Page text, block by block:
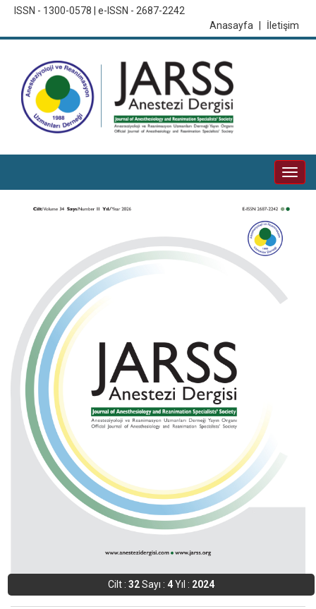
ISSN - 1300-0578 | e-ISSN - 2687-2242
İletişim
Anasayfa
Cilt : 32Sayı : 4Yıl : 2024